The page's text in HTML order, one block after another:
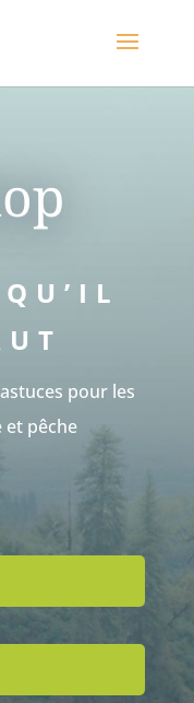
pour les
et pêche